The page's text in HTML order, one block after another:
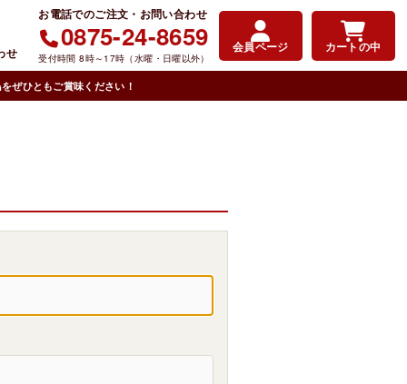
せ
0875-24-8659 会員ページ カートの中
ぜひともご賞味ください！